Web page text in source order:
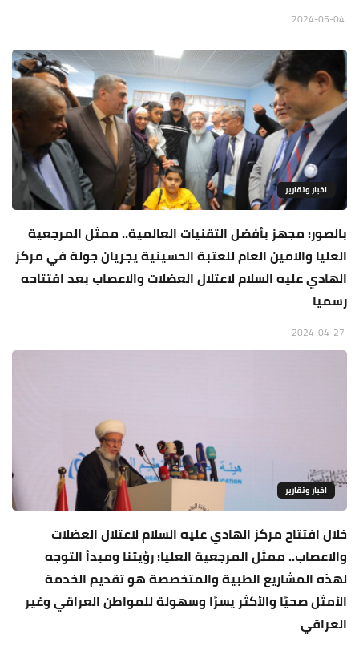
اخبار وتقارير
بالصور: مجهز بأفضل التقنيات العالمية.. ممثل المرجعية
العليا والامين العام للعتبة الحسينية يجريان جولة في مركز
الهادي عليه السلام لاعتلال العضلات والاعصاب بعد افتتاحه
رسميا
اخبار وتقارير
خلال افتتاح مركز الهادي عليه السلام لاعتلال العضلات
والاعصاب.. ممثل المرجعية العليا: رؤيتنا ومبدأ التوجه
لهذه المشاريع الطبية والمتخصصة هو تقديم الخدمة
الأمثل صحيًا والأكثر يسرًا وسهولة للمواطن العراقي وغير
العراقي